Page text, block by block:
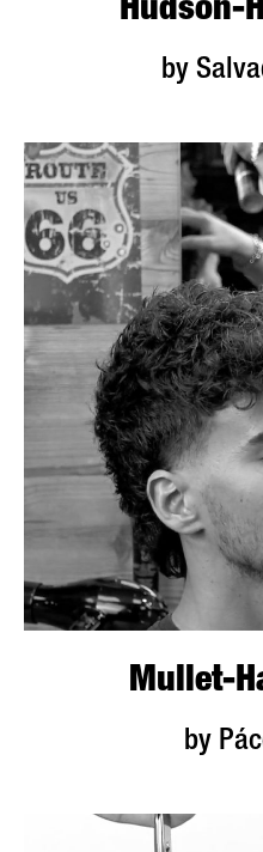
Hudson-
by
Mullet-
by